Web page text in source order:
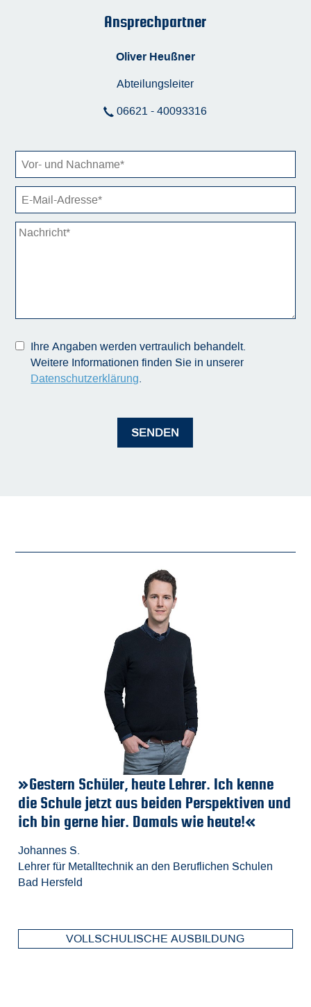
Ansprechpartner
Oliver Heußner
Abteilungsleiter
06621 - 40093316
Ihre Angaben werden vertraulich behandelt.
Weitere Informationen finden Sie in unserer
Datenschutzerklärung.
SENDEN
Schüler, heute Lehrer. Ich kenne
jetzt aus beiden Perspektiven und
gerne hier. Damals wie heute!«
S.
für Metalltechnik an den Beruflichen Schulen
VOLLSCHULISCHE AUSBILDUNG
»Durch
an der
Fabian K.